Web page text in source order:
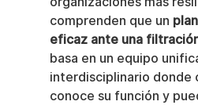
comprenden que un
eficaz ante una
basa en un equipo
interdisciplinario donde
conoce su función y